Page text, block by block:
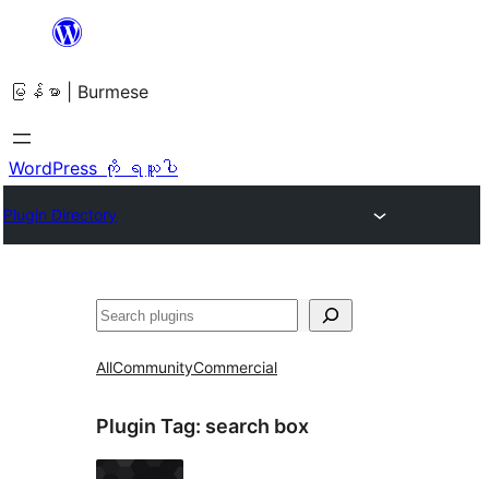
အကြောင်းအရာ
ကျော်သွား
ရန်
မြန်မာ | Burmese
WordPress ကို ရယူပါ
Plugin Directory
ရှာ
AllCommunityCommercial
Plugin Tag: search box